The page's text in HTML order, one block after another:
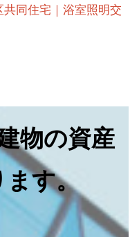
同住宅｜浴室照明交
物の資産
す。